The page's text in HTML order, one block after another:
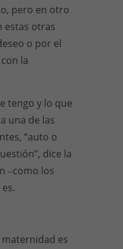
pero en otro
estas otras
o por el
la
tengo y lo que
una de las
“auto o
dice la
‒como los
maternidad es